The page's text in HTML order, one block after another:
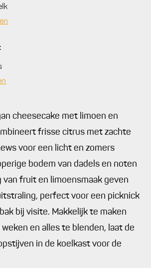
cheesecake met limoen en
frisse citrus met zachte
voor een licht en zomers
bodem van dadels en noten
van fruit en limoensmaak geven
perfect voor een picknick
bij visite. Makkelijk te maken
en alles te blenden, laat de
in de koelkast voor de